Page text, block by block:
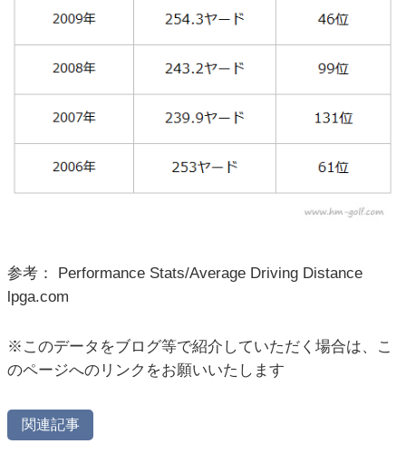
参考： Performance Stats/Average Driving Distance
lpga.com
※このデータをブログ等で紹介していただく場合は、こ
のページへのリンクをお願いいたします
関連記事